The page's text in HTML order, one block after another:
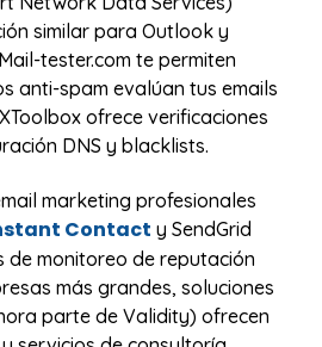
similar para Outlook y
tester.com te permiten
anti-spam evalúan tus emails
ofrece verificaciones
DNS y blacklists.
marketing profesionales
Contact y SendGrid
de monitoreo de reputación
más grandes, soluciones
parte de Validity) ofrecen